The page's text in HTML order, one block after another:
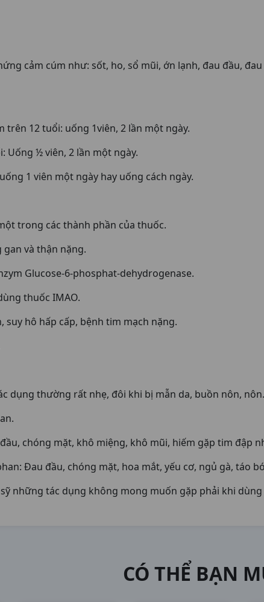
cảm cúm như: sốt, ho, sổ mũi, ớn lạnh, đau đầu,
trên 12 tuổi: uống 1viên, 2 lần một ngày.
Uống ½ viên, 2 lần một ngày.
1 viên một ngày hay uống cách ngày.
trong các thành phần của thuốc.
gan và thận nặng.
Glucose-6-phosphat-dehydrogenase.
thuốc IMAO.
suy hô hấp cấp, bệnh tim mạch nặng.
dụng thường rất nhẹ, đôi khi bị mẫn da, buồn nôn,
chóng mặt, khô miệng, khô mũi, hiếm gặp tim đập
Đau đầu, chóng mặt, hoa mắt, yếu cơ, ngủ gà, táo
những tác dụng không mong muốn gặp phải khi
CÓ THỂ BẠN